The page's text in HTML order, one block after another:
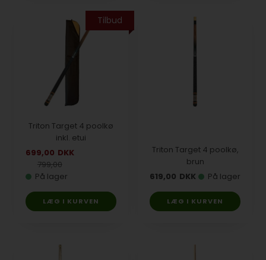
Tilbud
Triton Target 4 poolkø
inkl. etui
699,00 DKK
799,00
På lager
Triton Target 4 poolkø,
brun
619,00 DKK På lager